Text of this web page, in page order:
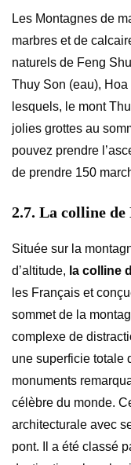
Les Montagnes de
marbres et de
naturels de Feng
Thuy Son (eau),
lesquels, le mont
jolies grottes au
pouvez prendre
de prendre 150
2.7. La colline
Située sur la
d’altitude, la colline
les Français et
sommet de la
complexe de
une superficie totale
monuments
célèbre du monde.
architecturale avec
pont. Il a été classé